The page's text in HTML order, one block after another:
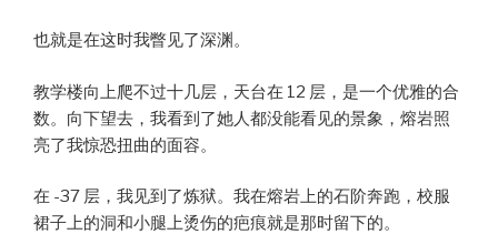
也就是在这时我瞥见了深渊。
教学楼向上爬不过十几层，天台在 12 层，是一个优雅的合
数。向下望去，我看到了她人都没能看见的景象，熔岩照
亮了我惊恐扭曲的面容。
在 -37 层，我见到了炼狱。我在熔岩上的石阶奔跑，校服
裙子上的洞和小腿上烫伤的疤痕就是那时留下的。